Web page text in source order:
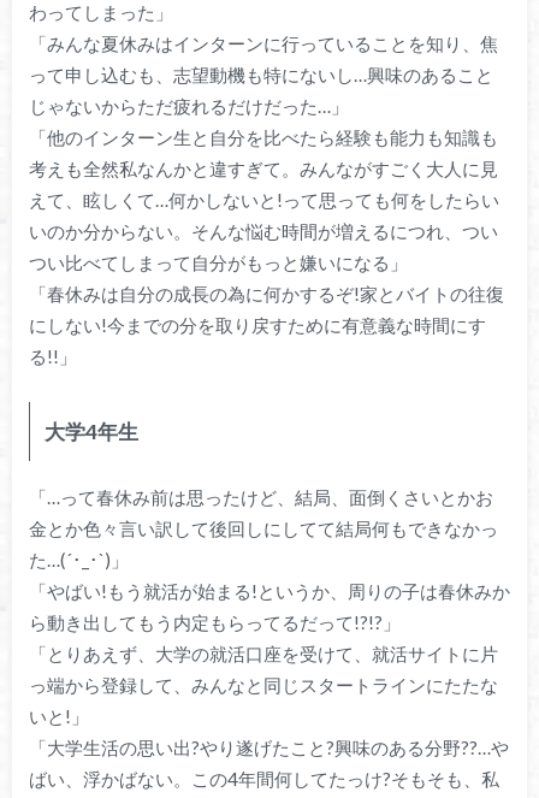
わってしまった」
「みんな夏休みはインターンに行っていることを知り、焦
って申し込むも、志望動機も特にないし…興味のあること
じゃないからただ疲れるだけだった…」
「他のインターン生と自分を比べたら経験も能力も知識も
考えも全然私なんかと違すぎて。みんながすごく大人に見
えて、眩しくて…何かしないと!って思っても何をしたらい
いのか分からない。そんな悩む時間が増えるにつれ、つい
つい比べてしまって自分がもっと嫌いになる」
「春休みは自分の成長の為に何かするぞ!家とバイトの往復
にしない!今までの分を取り戻すために有意義な時間にす
る!!」
大学4年生
「…って春休み前は思ったけど、結局、面倒くさいとかお
金とか色々言い訳して後回しにしてて結局何もできなかっ
た…(´･_･`)」
「やばい!もう就活が始まる!というか、周りの子は春休みか
ら動き出してもう内定もらってるだって!?!?」
「とりあえず、大学の就活口座を受けて、就活サイトに片
っ端から登録して、みんなと同じスタートラインにたたな
いと!」
「大学生活の思い出?やり遂げたこと?興味のある分野??…や
ばい、浮かばない。この4年間何してたっけ?そもそも、私